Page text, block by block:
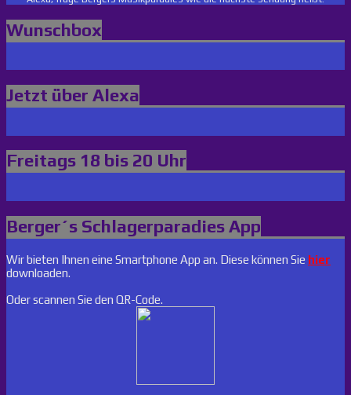
Wunschbox
Jetzt über Alexa
Freitags 18 bis 20 Uhr
Berger´s Schlagerparadies App
Wir bieten Ihnen eine Smartphone App an. Diese können Sie hier
downloaden.
Oder scannen Sie den QR-Code.